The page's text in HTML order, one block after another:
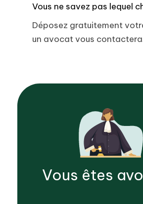
Vous ne savez pas lequel
Déposez gratuitement
un avocat vous
Vous êtes